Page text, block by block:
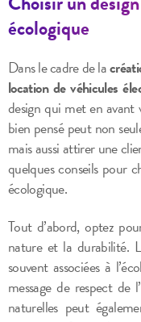
écologique
Dans le cadre de la
location de véhicules
design qui met en avant
bien pensé peut non
mais aussi attirer une
quelques conseils pour
écologique.
Tout d’abord, optez
nature et la durabilité.
souvent associées à
message de respect de
naturelles peut